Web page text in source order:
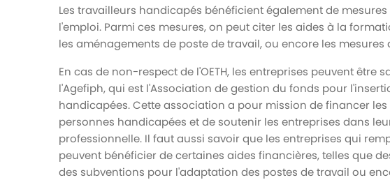
Les travailleurs handicapés bénéficient également de
l'emploi. Parmi ces mesures, on peut citer les aides à la
les aménagements de poste de travail, ou encore les
En cas de non-respect de l'OETH, les entreprises peuvent être
l'Agefiph, qui est l'Association de gestion du fonds pour
handicapées. Cette association a pour mission de financer
personnes handicapées et de soutenir les entreprises dans
professionnelle. Il faut aussi savoir que les entreprises qui
peuvent bénéficier de certaines aides financières, telles que
des subventions pour l'adaptation des postes de travail ou